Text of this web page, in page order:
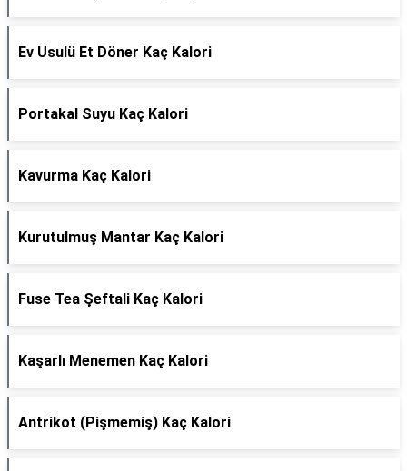
Ev Usulü Et Döner Kaç Kalori
Portakal Suyu Kaç Kalori
Kavurma Kaç Kalori
Kurutulmuş Mantar Kaç Kalori
Fuse Tea Şeftali Kaç Kalori
Kaşarlı Menemen Kaç Kalori
Antrikot (Pişmemiş) Kaç Kalori